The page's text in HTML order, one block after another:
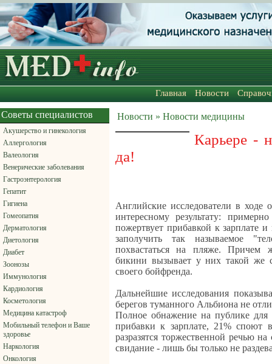
Главная Новости
Советы специалистов
Акушерство и гинекология
Аллергология
Валеология
Венерические заболевания
Гастроэнтерология
Гепатит
Гигиена
Гомеопатия
Дерматология
Диетология
Диабет
Зоонозы
Иммунология
Кардиология
Косметология
Медицина катастроф
Мобильный телефон и Ваше
здоровье
Наркология
Онкология
Новости » Новости медицины
Карьере -
да!
Английские исследователи в
интересному результату:
пожертвует прибавкой к зарплате
заполучить так называемое
похвастаться на пляже. Причем
бикини вызывает у них такой же
своего бойфренда.
Дальнейшие исследования
берегов туманного Альбиона не
Полное обнажение на публике для
прибавки к зарплате, 21% споют
разразятся торжественной речью
свидание - лишь бы только не